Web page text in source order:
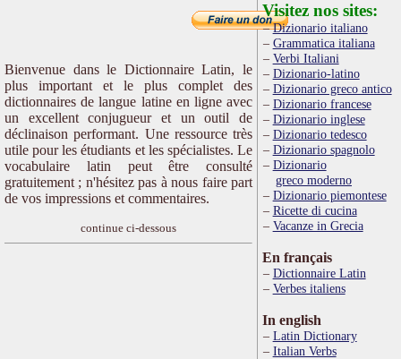
Bienvenue dans le Dictionnaire Latin, le
plus important et le plus complet des
dictionnaires de langue latine en ligne avec
un excellent conjugueur et un outil de
déclinaison performant. Une ressource très
utile pour les étudiants et les spécialistes. Le
vocabulaire latin peut être consulté
gratuitement ; n'hésitez pas à nous faire part
de vos impressions et commentaires.
continue ci-dessous
Visitez nos sites:
Dizionario italiano
Grammatica italiana
Verbi Italiani
Dizionario-latino
Dizionario greco antico
Dizionario francese
Dizionario inglese
Dizionario tedesco
Dizionario spagnolo
Dizionario
greco moderno
Dizionario piemontese
Ricette di cucina
Vacanze in Grecia
En français
Dictionnaire Latin
Verbes italiens
In english
Latin Dictionary
Italian Verbs